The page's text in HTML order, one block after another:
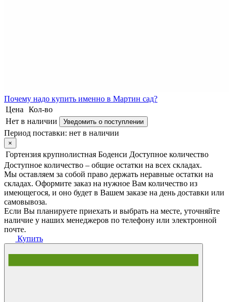
Почему надо купить именно в Мартин сад?
Цена
Кол-во
Нет в наличии
Уведомить о поступлении
Период поставки: нет в наличии
×
Гортензия крупнолистная Боденси Доступное количество
Доступное количество – общие остатки на всех складах.
Мы оставляем за собой право держать неравные остатки на
складах. Оформите заказ на нужное Вам количество из
имеющегося, и оно будет в Вашем заказе на день доставки или
самовывоза.
Если Вы планируете приехать и выбрать на месте, уточняйте
наличие у наших менеджеров по телефону или электронной
почте.
Купить